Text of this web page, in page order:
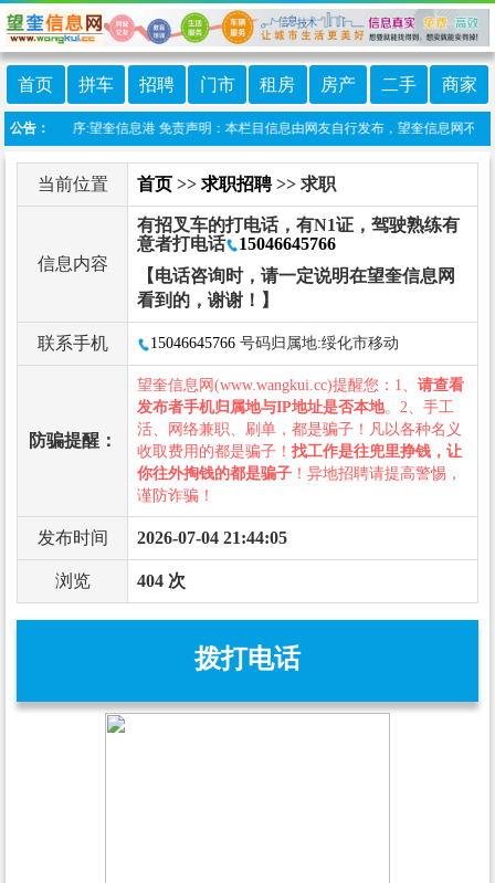
首页 拼车 招聘 门市 租房 房产 二手 商家
公告：
微信小程序:望奎信息港 免责声明：本栏目信息由网友自行发布，望奎信息网不承
当前位置 首页 >> 求职招聘>> 求职
信息内容
有招叉车的打电话，有N1证，驾驶熟练有
意者打电话
15046645766
【电话咨询时，请一定说明在望奎信息网
看到的，谢谢！】
联系手机 15046645766 号码归属地:绥化市移动
防骗提醒：
望奎信息网(www.wangkui.cc)提醒您：1、 请查看
发布者手机归属地与IP地址是否本地。2、手工
活、网络兼职、刷单，都是骗子！凡以各种名义
收取费用的都是骗子！ 找工作是往兜里挣钱，让
你往外掏钱的都是骗子 ！异地招聘请提高警惕，
谨防诈骗！
发布时间 2026-07-04 21:44:05
浏览 404 次
拨打电话